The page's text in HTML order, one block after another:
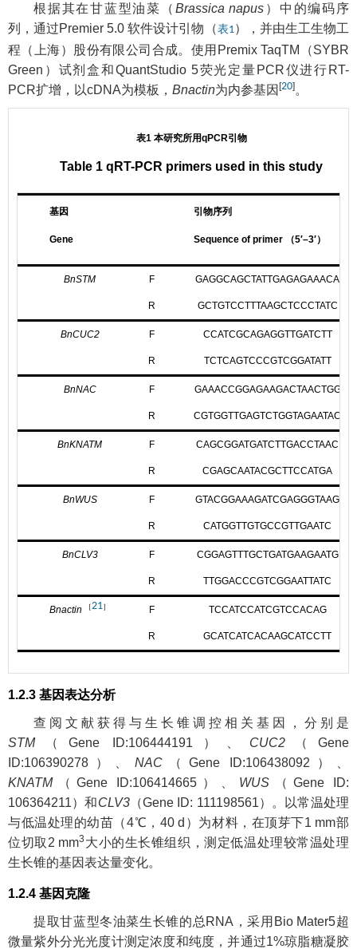
根据其在甘蓝型油菜（ Brassica napus ）中的编码序
列，通过Premier 5.0 软件设计引物（表1），并由生工生物工
程（上海）股份有限公司合成。使用Premix TaqTM（SYBR
Green）试剂盒和QuantStudio 5荧光定量PCR仪进行RT-
PCR扩增，以cDNA为模板， Bnactin为内参基因 [20]。
表1 本研究所用qPCR引物
Table 1 qRT-PCR primers used in this study
基因
Gene
引物序列
Sequence of primer （5′–3′）
BnSTM F GAGGCAGCTATTGAGAGAAACA
R GCTGTCCTTTAAGCTCCCTATC
BnCUC2 F CCATCGCAGAGGTTGATCTT
R TCTCAGTCCCGTCGGATATT
BnNAC F GAAACCGGAGAAGACTAACTGG
R CGTGGTTGAGTCTGGTAGAATAC
BnKNATM F CAGCGGATGATCTTGACCTAAC
R CGAGCAATACGCTTCCATGA
BnWUS F GTACGGAAAGATCGAGGGTAAG
R CATGGTTGTGCCGTTGAATC
BnCLV3 F CGGAGTTTGCTGATGAAGAATG
R TTGGACCCGTCGGAATTATC
Bnactin ［21］ F TCCATCCATCGTCCACAG
R GCATCATCACAAGCATCCTT
1.2.3 基因表达分析
查阅文献获得与生长锥调控相关基因，分别是
STM（Gene ID:106444191）、 CUC2（Gene
ID:106390278）、 NAC（Gene ID:106438092）、
KNATM（Gene ID:106414665）、 WUS （Gene ID:
106364211）和CLV3（Gene ID: 111198561）。以常温处理
与低温处理的幼苗（4℃，40 d）为材料，在顶芽下1 mm部
位切取2 mm3 大小的生长锥组织，测定低温处理较常温处理
生长锥的基因表达量变化。
1.2.4 基因克隆
提取甘蓝型冬油菜生长锥的总RNA，采用Bio Mater5超
微量紫外分光光度计测定浓度和纯度，并通过1%琼脂糖凝胶